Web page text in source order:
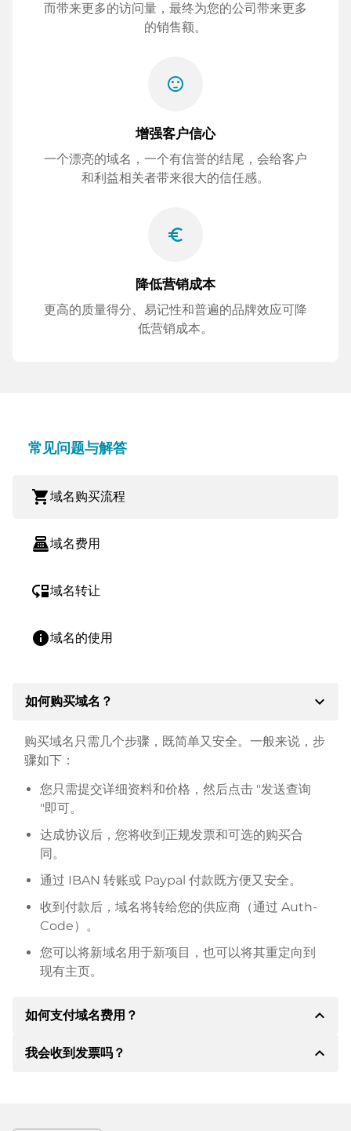
而带来更多的访问量，最终为您的公司带来更多
的销售额。
sentiment_satisfied
增强客户信心
一个漂亮的域名，一个有信誉的结尾，会给客户
和利益相关者带来很大的信任感。
euro_symbol
降低营销成本
更高的质量得分、易记性和普遍的品牌效应可降
低营销成本。
常见问题与解答
shopping_cart域名购买流程
point_of_sale域名费用
move_down域名转让
info域名的使用
如何购买域名？ expand_more
购买域名只需几个步骤，既简单又安全。一般来说，步
骤如下：
您只需提交详细资料和价格，然后点击 "发送查询
"即可。
达成协议后，您将收到正规发票和可选的购买合
同。
通过 IBAN 转账或 Paypal 付款既方便又安全。
收到付款后，域名将转给您的供应商（通过 Auth-
Code）。
您可以将新域名用于新项目，也可以将其重定向到
现有主页。
如何支付域名费用？ expand_less
达成协议后，房东将通知您付款细节。房主随后会向您
我会收到发票吗？ expand_less